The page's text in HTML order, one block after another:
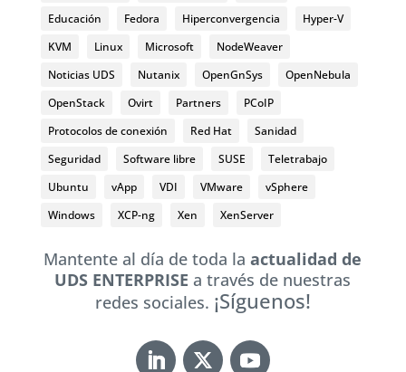
Educación
Fedora Hiperconvergencia
Hyper-V
KVM
Linux Microsoft
NodeWeaver
Noticias UDS
Nutanix OpenGnSys
OpenNebula
OpenStack
Ovirt Partners
PCoIP
Protocolos de conexión
Red Hat
Sanidad
Seguridad
Software libre SUSE
Teletrabajo
Ubuntu
vApp VDI VMware
vSphere
Windows
XCP-ng Xen XenServer
Mantente al día de toda laactualidad de
UDS ENTERPRISEa través de nuestras
redes sociales. ¡Síguenos!